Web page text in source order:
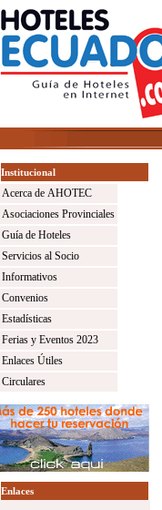
Institucional
Acerca de AHOTEC
Asociaciones Provinciales
Guía de Hoteles
Servicios al Socio
Informativos
Convenios
Estadísticas
Ferias y Eventos 2023
Enlaces Útiles
Circulares
Enlaces